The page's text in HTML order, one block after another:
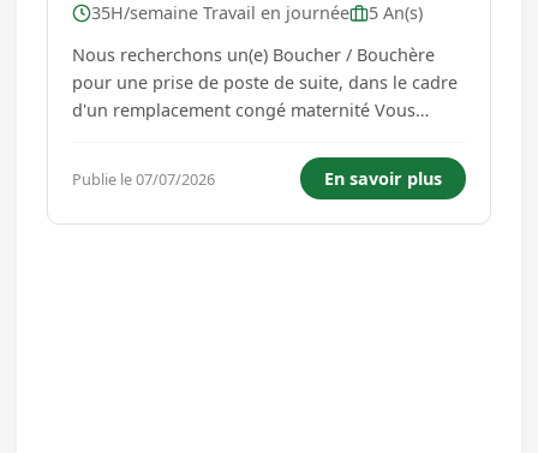
35H/semaine Travail en journée
5 An(s)
Nous recherchons un(e) Boucher / Bouchère
pour une prise de poste de suite, dans le cadre
d'un remplacement congé maternité Vous
convivial avec pour missions: - préparation de
viande de type salers du désossage jusqu'à la
mise en rayon et la ve...
Publie le 07/07/2026 En savoir plus